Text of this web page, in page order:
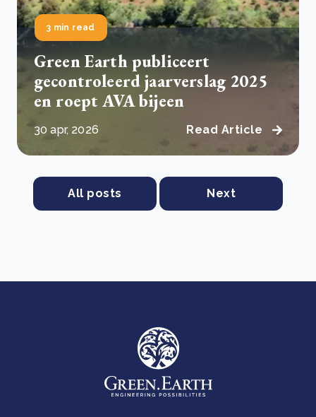
3 min read
Green Earth publiceert
gecontroleerd jaarverslag 2025
en roept AVA bijeen
30 apr, 2026 Read Article
All posts Next